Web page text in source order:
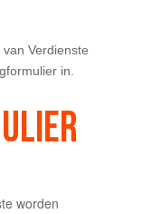
Verdienste
in.
worden